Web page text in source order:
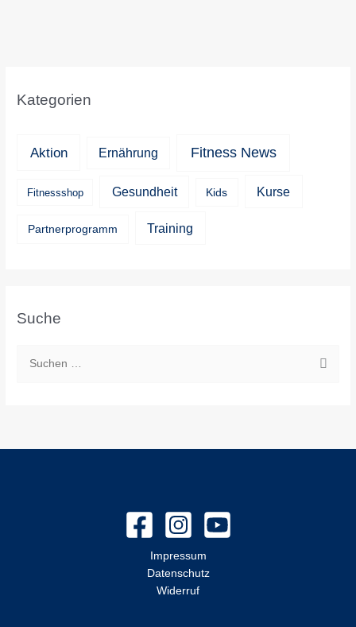
Kategorien
Aktion Ernährung Fitness News
Fitnessshop Gesundheit Kids Kurse
Partnerprogramm Training
Suche
Impressum
Datenschutz
Widerruf